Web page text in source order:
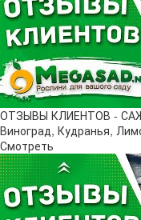
ОТЗЫВЫ КЛИЕНТОВ -
Виноград, Кудранья,
Смотреть